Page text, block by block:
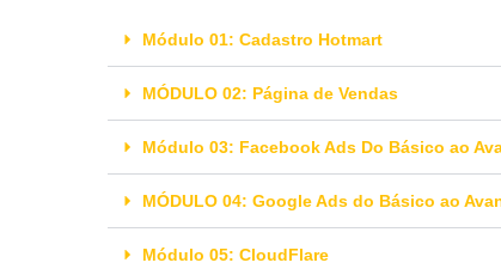
Módulo 01: Cadastro Hotmart
MÓDULO 02: Página de Vendas
Módulo 03: Facebook Ads Do Básico ao
MÓDULO 04: Google Ads do Básico ao
Módulo 05: CloudFlare